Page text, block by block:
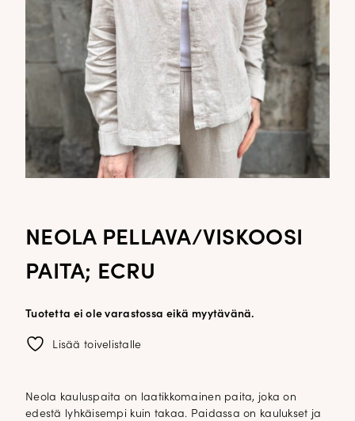
NEOLA PELLAVA/VISKOOSI
PAITA; ECRU
Tuotetta ei ole varastossa eikä myytävänä.
Lisää toivelistalle
Neola kauluspaita on laatikkomainen paita, joka on
edestä lyhkäisempi kuin takaa. Paidassa on kaulukset ja